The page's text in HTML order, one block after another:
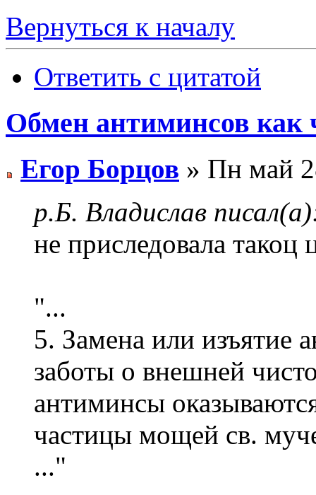
Вернуться к началу
Ответить с цитатой
Обмен антиминсов как
Егор Борцов » Пн май
р.Б. Владислав
не приследовала такоц
"...
5. Замена или изъятие
заботы о внешней
антиминсы
частицы мощей св.
..."